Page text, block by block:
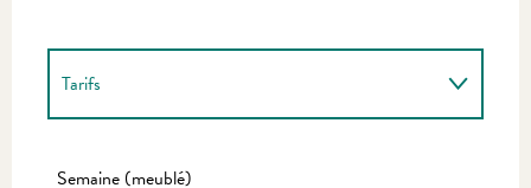
Tarifs
Semaine (meublé)